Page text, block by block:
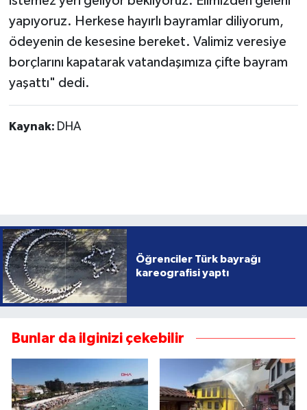
yapıyoruz. Herkese hayırlı bayramlar diliyorum,
ödeyenin de kesesine bereket. Valimiz veresiye
borçlarını kapatarak vatandaşımıza çifte bayram
yaşattı" dedi.
Kaynak: DHA
Öğrenciler Türk bayrağı
kareografisi yaptı
Bunlar da ilginizi çekebilir